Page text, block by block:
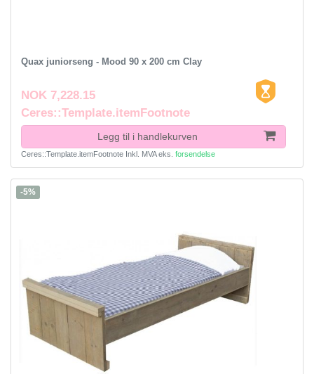
Quax juniorseng - Mood 90 x 200 cm Clay
NOK 7,228.15
Ceres::Template.itemFootnote
Legg til i handlekurven
Ceres::Template.itemFootnote Inkl. MVAeks. forsendelse
-5%